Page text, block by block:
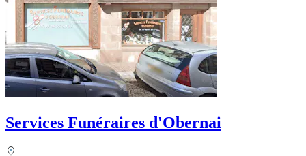
Services Funéraires d'Obernai